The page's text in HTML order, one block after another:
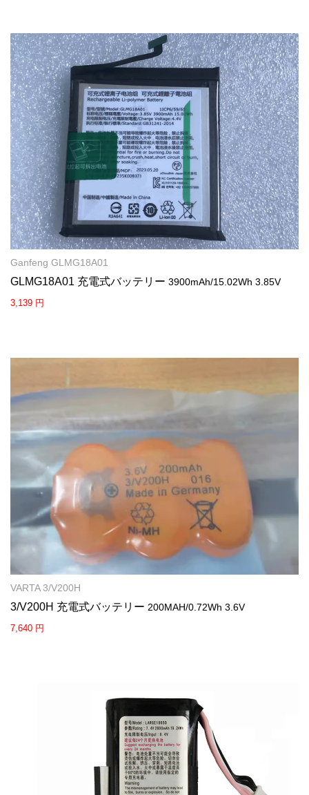
Ganfeng GLMG18A01
GLMG18A01 充電式バッテリー 3900mAh/15.02Wh 3.85V
3,139 円
VARTA 3/V200H
3/V200H 充電式バッテリー 200MAH/0.72Wh 3.6V
7,640 円